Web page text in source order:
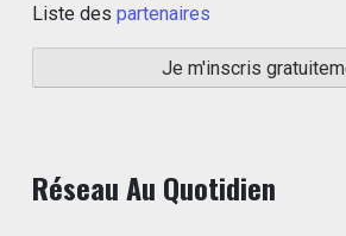
Liste des partenaires
Réseau Au Quotidien